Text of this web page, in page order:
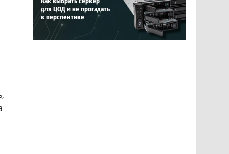
для ЦОД и не прогадать
в перспективе